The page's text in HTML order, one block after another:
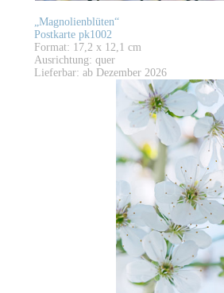
„Magnolienblüten“
Postkarte pk1002
Format: 17,2 x 12,1 cm
Ausrichtung: quer
Lieferbar: ab Dezember 2026